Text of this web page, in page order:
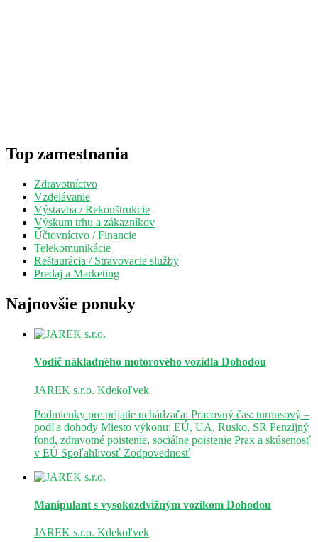
Top zamestnania
Zdravotníctvo
Vzdelávanie
Výstavba / Rekonštrukcie
Výskum trhu a zákazníkov
Účtovníctvo / Financie
Telekomunikácie
Reštaurácia / Stravovacie služby
Predaj a Marketing
Najnovšie ponuky
Vodič nákladného motorového vozidla Dohodou
JAREK s.r.o. Kdekoľvek
Podmienky pre prijatie uchádzača: Pracovný čas: turnusový –
podľa dohody Miesto výkonu: EÚ, UA, Rusko, SR Penzijný
fond, zdravotné poistenie, sociálne poistenie Prax a skúsenosť
v EÚ Spoľahlivosť Zodpovednosť
Manipulant s vysokozdvižným vozíkom Dohodou
JAREK s.r.o. Kdekoľvek